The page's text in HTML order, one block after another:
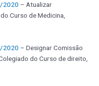
2020 – Atualizar
Curso de Medicina,
2020 – Designar Comissão
do Curso de direito,